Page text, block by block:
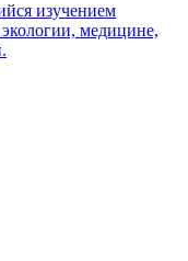
изучением
медицине,